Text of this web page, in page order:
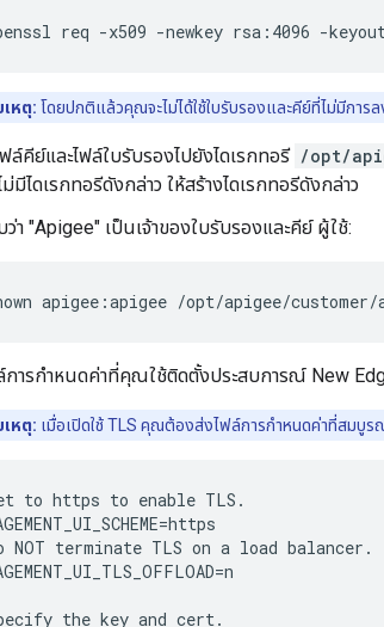
req -x509 -newkey rsa:4096 -
เหตุ: โดยปกติแล้วคุณจะไม่ได้ใช้ใบรับรองและคีย์ที่ไม่มีการ
ล์คีย์และไฟล์ใบรับรองไปยังไดเรกทอรี /opt/
ม่มีไดเรกทอรีดังกล่าว ให้สร้างไดเรกทอรีดังกล่าว
ว่า "Apigee" เป็นเจ้าของใบรับรองและคีย์ ผู้ใช้:
apigee:apigee /opt/apigee/
การกำหนดค่าที่คุณใช้ติดตั้งประสบการณ์ New
เหตุ: เมื่อเปิดใช้ TLS คุณต้องส่งไฟล์การกำหนดค่าที่สมบู
to https to enable TLS.
NOT terminate TLS on a load balancer.
the key and cert.